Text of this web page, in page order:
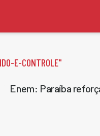
E-CONTROLE"
Enem: Paraíba